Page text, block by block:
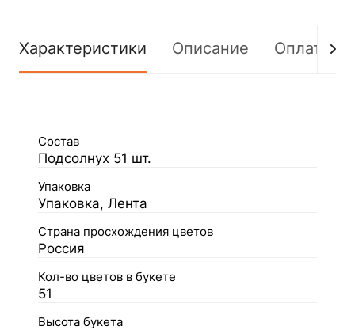
Характеристики Описание Оплата
Состав
Подсолнух 51 шт.
Упаковка
Упаковка, Лента
Страна просхождения цветов
Россия
Кол-во цветов в букете
51
Высота букета